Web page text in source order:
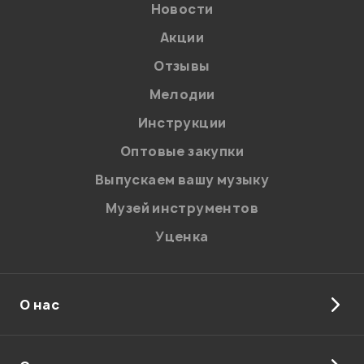
Новости
Акции
Отзывы
Мелодии
Инструкции
Оптовые закупки
Выпускаем вашу музыку
Музей инструментов
Уценка
О нас